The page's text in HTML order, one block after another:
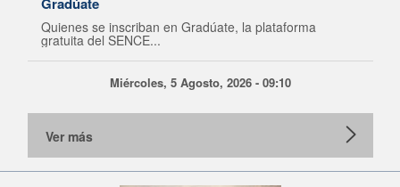
Quienes se inscriban en Gradúate, la plataforma
gratuita del SENCE...
Miércoles, 5 Agosto, 2026 - 09:10
Ver más